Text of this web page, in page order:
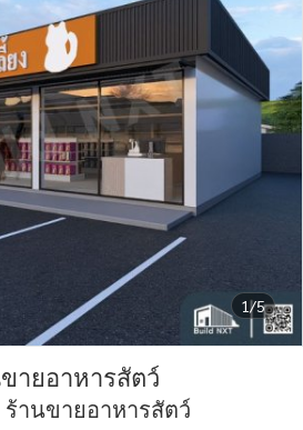
1/5
ายอาหารสัตว์
ร้านขายอาหารสัตว์